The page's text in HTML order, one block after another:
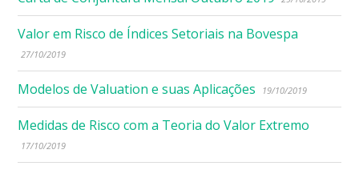
Valor em Risco de Índices Setoriais na Bovespa
27/10/2019
Modelos de Valuation e suas Aplicações 19/10/2019
Medidas de Risco com a Teoria do Valor Extremo
17/10/2019